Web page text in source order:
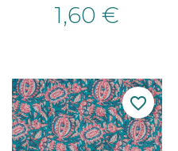
1,60 €
favorite_border